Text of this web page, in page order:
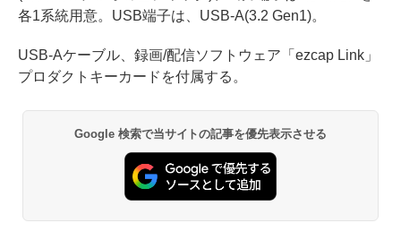
各1系統用意。USB端子は、USB-A(3.2 Gen1)。
USB-Aケーブル、録画/配信ソフトウェア「ezcap Link」
プロダクトキーカードを付属する。
Google 検索で当サイトの記事を優先表示させる